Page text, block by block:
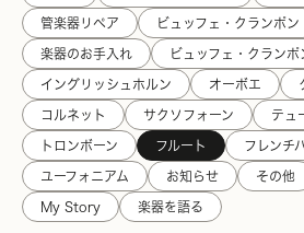
管楽器リペア ビュッフェ・クランポン
楽器のお手入れ ビュッフェ・クラン
イングリッシュホルン オーボエ
コルネット サクソフォーン テュ
トロンボーン フルート フレンチ
ユーフォニアム お知らせ その他
My Story 楽器を語る